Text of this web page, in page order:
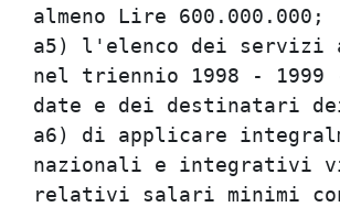
almeno
a5) l'elenco dei
nel triennio 1998 -
date e dei
a6) di applicare
nazionali e
relativi